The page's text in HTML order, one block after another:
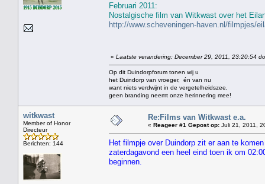
Februari 2011:
Nostalgische film van Witkwast over het
http://www.scheveningen-haven.nl/filmpjes/
« Laatste verandering: December 29, 2011, 23:20:54
Op dit Duindorpforum tonen wij u
het Duindorp van vroeger, én van nu
want niets verdwijnt in de vergetelheidszee,
geen branding neemt onze herinnering mee!
witkwast
Member of Honor
Directeur
Berichten: 144
Re:Films van Witkwast e.a.
« Reageer #1 Gepost op: Juli 21, 2011,
Het filmpje over Duindorp zit er aan te
zaterdagavond een heel eind toen ik om
beginnen.